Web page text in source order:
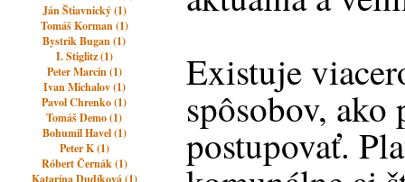
Ján Štiavnický (1)
Tomáš Korman (1)
Bystrik Bugan (1)
I. Stiglitz (1)
Peter Marcin (1)
Ivan Michalov (1)
Pavol Chrenko (1)
Tomáš Demo (1)
Bohumil Havel (1)
Peter K (1)
Róbert Černák (1)
Katarína Dudíková (1)
Existuje
spôsobov,
postupovať.